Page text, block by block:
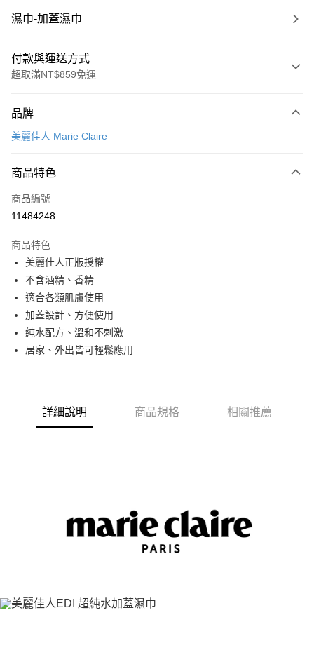
濕巾-加蓋濕巾
付款與運送方式
超取滿NT$859免運
信用卡一次付款
LINE Pay
Apple Pay
全盈+PAY
ATM付款
運送方式
全家取貨付款
每筆NT$80，滿NT$899(含以上)免運費
7-11取貨付款
每筆NT$85，滿NT$859(含以上)免運費
品牌
美麗佳人 Marie Claire
商品特色
商品編號
11484248
商品特色
美麗佳人正版授權
不含酒精、香精
適合各類肌膚使用
加蓋設計、方便使用
純水配方、溫和不刺激
居家、外出皆可輕鬆應用
詳細說明 商品規格 相關推薦